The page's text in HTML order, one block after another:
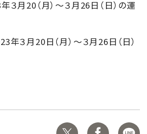
３月20（月）～３月26日（日）の運
年３月20日（月）～３月26日（日）